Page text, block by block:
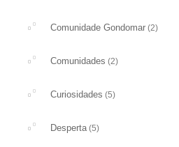
Comunidade Gondomar (2)
Comunidades (2)
Curiosidades (5)
Desperta (5)